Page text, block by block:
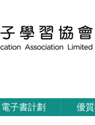
電子書計劃 優